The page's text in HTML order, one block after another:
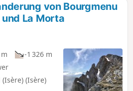
von Bourgmenu
La Morta
-1 326 m
(Isère)